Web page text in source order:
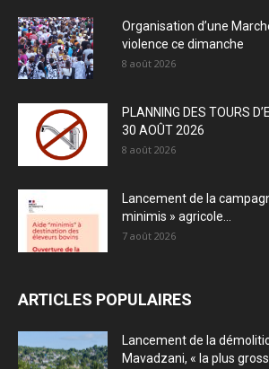
Organisation d’une
violence ce dimanche
8 août 2026
PLANNING DES TOURS
30 AOÛT 2026
8 août 2026
Lancement de la
minimis » agricole...
7 août 2026
ARTICLES POPULAIRES
Lancement de la
Mavadzani, « la plus